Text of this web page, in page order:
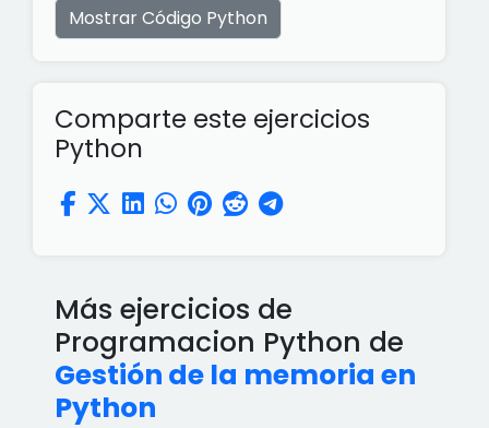
Mostrar Código Python
Comparte este ejercicios
Python
Más ejercicios de
Programacion Python de
Gestión de la memoria en
Python